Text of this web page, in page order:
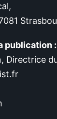
publication :
Directrice